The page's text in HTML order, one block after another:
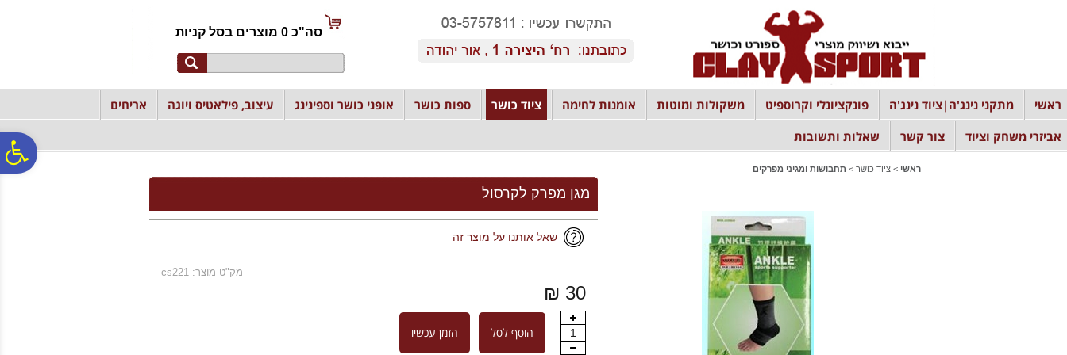
נגישות
אתר
המרכזי
סה"כ 0 מוצרים בסל קניות
ראשי מתקני נינג'ה|ציוד נינג'ה פונקציונלי וקרוספיט משקולות ומוטות אומנות לחימה ציוד כושר ספות כושר אופני כושר וספינינג עיצוב, פילאטיס ויוגה
אריחים
אביזרי משחק וציוד
צור קשר שאלות ותשובות
ראשי > ציוד כושר > תחבושות ומגיני מפרקים
מגן מפרק לקרסול
שאל אותנו על מוצר זה
מק"ט מוצר: cs221
30 ₪
1 הוסף לסל הזמן עכשיו